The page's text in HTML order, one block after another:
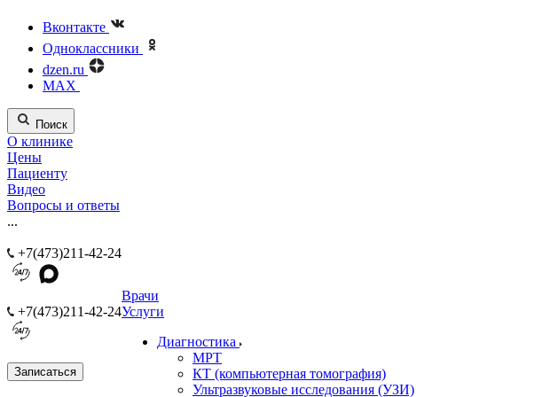
Вконтакте
Одноклассники
dzen.ru
MAX
Поиск
О клинике
Цены
Пациенту
Видео
Вопросы и ответы
...
+7(473)211-42-24
+7(473)211-42-24
Записаться
Врачи
Услуги
Диагностика
МРТ
КТ (компьютерная томография)
Ультразвуковые исследования (УЗИ)